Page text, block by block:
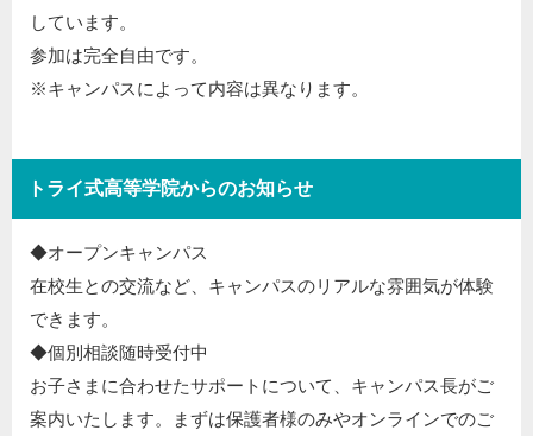
しています。
参加は完全自由です。
※キャンパスによって内容は異なります。
トライ式高等学院からのお知らせ
◆オープンキャンパス​
在校生との交流など、キャンパスのリアルな雰囲気が体験
できます。​
◆個別相談随時受付中​
お子さまに合わせたサポートについて、キャンパス長がご
案内いたします。まずは保護者様のみやオンラインでのご